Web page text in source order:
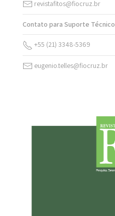
revistafitos@fiocruz.br
Contato para Suporte Técnico
+55 (21) 3348-5369
eugenio.telles@fiocruz.br